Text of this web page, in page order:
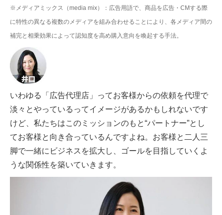
※メディアミックス（media mix）：広告用語で、商品を広告・CMする際
に特性の異なる複数のメディアを組み合わせることにより、各メディア間の
補完と相乗効果によって認知度を高め購入意向を喚起する手法。
いわゆる「広告代理店」ってお客様からの依頼を代理で
淡々とやっているってイメージがあるかもしれないです
けど、私たちはこのミッションのもと“パートナー”とし
てお客様と向き合っているんですよね。お客様と二人三
脚で一緒にビジネスを拡大し、ゴールを目指していくよ
うな関係性を築いていきます。